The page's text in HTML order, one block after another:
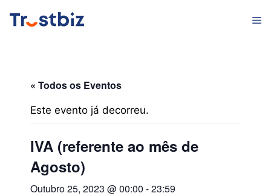
para
« Todos os Eventos
Este evento já decorreu.
IVA (referente ao mês de
Agosto)
Outubro 25, 2023 @ 00:00 -23:59